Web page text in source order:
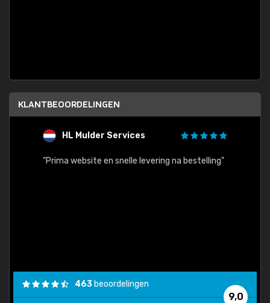
KLANTBEOORDELINGEN
HL Mulder Services
"Prima website en snelle levering na bestelling"
9,0
463 beoordelingen